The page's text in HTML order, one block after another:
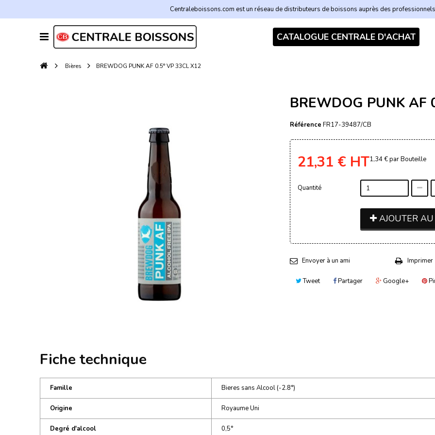
Centraleboissons.com est un réseau de distributeurs de boissons auprès des
CATALOGUE CENTRALE D'ACHAT
Bières BREWDOG PUNK AF 0.5° VP 33CL X12
BREWDOG PUNK AF
Référence FR17-39487/CB
21,31 € HT1,34 €par Bouteille
Quantité
AJOUTER
Envoyer à un ami Imprimer
Tweet Partager Google+
Fiche technique
Famille Bieres sans Alcool (-2.8°)
Origine Royaume Uni
Degré d'alcool 0,5°